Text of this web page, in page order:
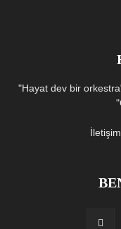
"Hayat dev bir